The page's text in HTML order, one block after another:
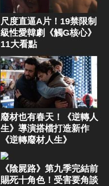
尺度直逼A片！19禁限制
級性愛韓劇《觸G核心》
11大看點
廢材也有春天！《逆轉人
生》導演搭檔打造新作
《逆轉廢材人生》
《陰屍路》第九季完結前
賜死十角色！受害要角談